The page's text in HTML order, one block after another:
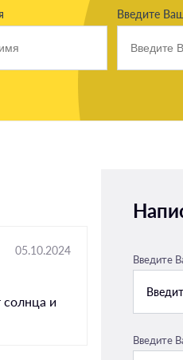
Введите
05.10.2024
и
Введите
Введите